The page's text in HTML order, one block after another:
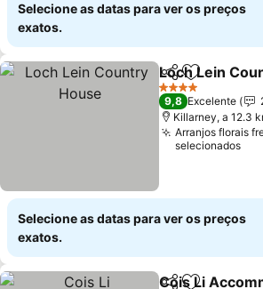
Selecione as datas para ver os preços
exatos.
PartilharAdicionar
Loch Lein
4 Estrelas
9,8 Excelente
Killarney, a 12.3
Arranjos florais
selecionados
Selecione as datas para ver os preços
exatos.
Cois Li